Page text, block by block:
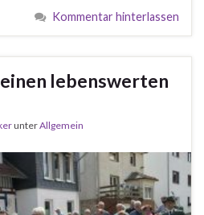
Kommentar hinterlassen
lebenswerten
unterAllgemein